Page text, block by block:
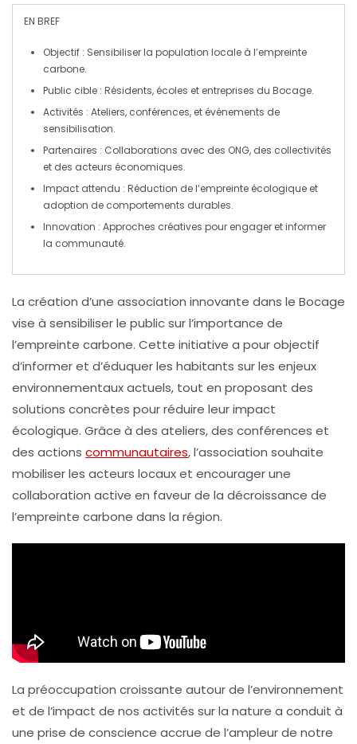
EN BREF
Objectif : Sensibiliser la population locale à l’empreinte
carbone.
Public cible : Résidents, écoles et entreprises du Bocage.
Activités : Ateliers, conférences, et événements de
sensibilisation.
Partenaires : Collaborations avec des ONG, des collectivités
et des acteurs économiques.
Impact attendu : Réduction de l’empreinte écologique et
adoption de comportements durables.
Innovation : Approches créatives pour engager et informer
la communauté.
La création d’une association innovante dans le Bocage
vise à sensibiliser le public sur l’importance de
l’empreinte carbone. Cette initiative a pour objectif
d’informer et d’éduquer les habitants sur les enjeux
environnementaux actuels, tout en proposant des
solutions concrètes pour réduire leur impact
écologique. Grâce à des ateliers, des conférences et
des actions communautaires, l’association souhaite
mobiliser les acteurs locaux et encourager une
collaboration active en faveur de la décroissance de
l’empreinte carbone dans la région.
La préoccupation croissante autour de l’environnement
et de l’impact de nos activités sur la nature a conduit à
une prise de conscience accrue de l’ampleur de notre